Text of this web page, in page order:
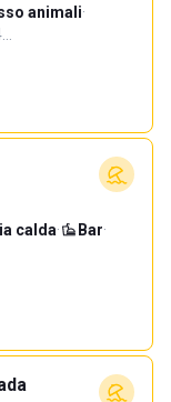
animali·
calda· Bar·